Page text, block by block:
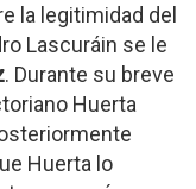
la legitimidad del
Lascuráin se le
. Durante su breve
Huerta
Huerta lo